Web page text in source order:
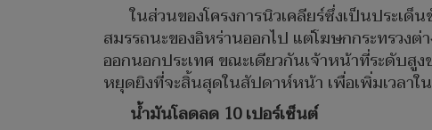
ในส่วนของโครงการนิวเคลียร์ซึ่งเป็นประเ
สมรรถนะของอิหร่านออกไป แต่โฆษกกระทรวง
ออกนอกประเทศ ขณะเดียวกันเจ้าหน้าที่ระดับสู
หยุดยิงที่จะสิ้นสุดในสัปดาห์หน้า เพื่อเพิ่มเวลาใ
น้ำมันโลดลด 10 เปอร์เซ็นต์